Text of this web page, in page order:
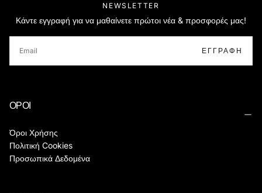
NEWSLETTER
Κάντε εγγραφή για να μαθαίνετε πρώτοι νέα & προσφορές μας!
ΕΓΓΡΑΦΉ
ΟΡΟΙ
Όροι Χρήσης
Πολιτική Cookies
Προσωπικά Δεδομένα